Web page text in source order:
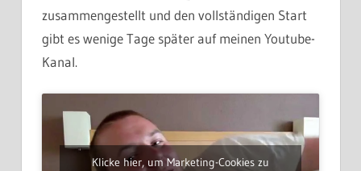
zusammengestellt und den vollständigen Start
gibt es wenige Tage später auf meinen Youtube-
Kanal.
Klicke hier, um Marketing-Cookies zu